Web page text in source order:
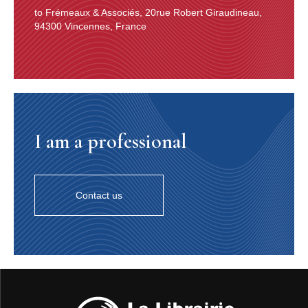
Alexandre Litwak
Laurent Vassort : Trompette – Alexandre Litwak :
Clarinette & arrangement – Wilfried Touati : Accordéon –
Pascal Fabry : Tuba – Clément Moraux : Batterie.
« Nifty » était le surnom du clarinettiste amé­ricain, né en
Galicie autrichienne, Naftule Brandwein (1889-1963). Il
fut l’un des principaux clarinettistes klezmer qui
influença nombre de klezmorim de la nouvelle généra-
tion, tant par ses compositions que par son jeu. Il
enregistra ce morceau, très peu joué de nos jours, en
1941.
Imaginons le jeune Benjamin Goodman, futur Benny
Goodman, remplaçant, avec ses potes, pour un mariage
le clarinettiste klezmer Naftule Brandwein... Aussi, la
composition de Naftule Brandwein, « Nifty’s Freilach »
aurait pu s’appeler « Benny’s Freilach » pour l’occasion.
FREILACH À LA LITWAK
Ziggy Elman & Johnny Mercer). Arrangements :
to Frémeaux & Associés, 20rue Robert Giraudineau,
94300 Vincennes, France
I am a professional
Contact us